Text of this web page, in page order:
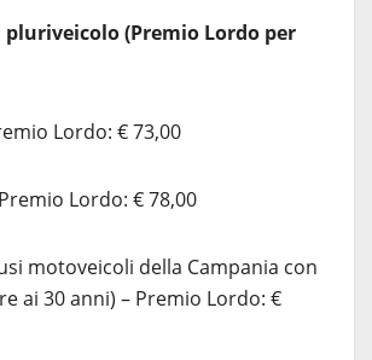
pluriveicolo (Premio Lordo per
Lordo: € 73,00
Lordo: € 78,00
motoveicoli della Campania con
ai 30 anni) – Premio Lordo: €